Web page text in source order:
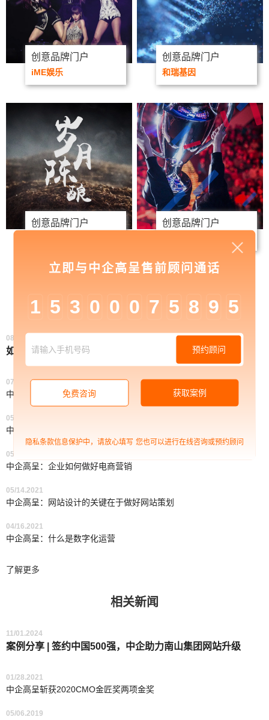
创意品牌门户
iME娱乐
创意品牌门户
和瑞基因
创意品牌门户 创意品牌门户
相关资讯
08/12.2021
如何快速完成企业网站搭建
07/30.2021
中企高呈：新媒体推广的几种方式
05/28.2021
中企高呈：企业形象品牌设计从哪里提升
05/21.2021
中企高呈：企业如何做好电商营销
05/14.2021
中企高呈：网站设计的关键在于做好网站策划
04/16.2021
中企高呈：什么是数字化运营
了解更多
相关新闻
11/01.2024
案例分享 | 签约中国500强，中企助力南山集团网站升级
01/28.2021
中企高呈斩获2020CMO金匠奖两项金奖
05/06.2019
立即与中企高呈售前顾问通话
1 5 3 0 0 0 7 5 8 9 5
预约顾问
免费咨询 获取案例
隐私条款信息保护中，请放心填写 您也可以进行在线咨询或预约顾问